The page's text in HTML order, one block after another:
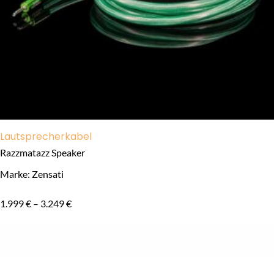
Lautsprecherkabel
Razzmatazz Speaker
Marke: Zensati
1.999€ – 3.249€